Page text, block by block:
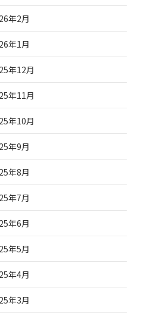
年2月
年1月
年12月
年11月
年10月
年9月
年8月
年7月
年6月
年5月
年4月
年3月